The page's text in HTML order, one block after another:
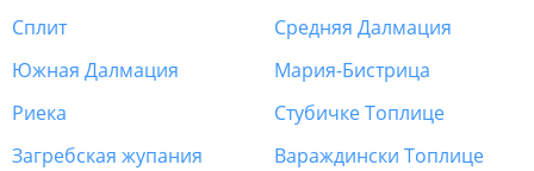
Сплит
Средняя Далмация
Южная Далмация
Мария-Бистрица
Риека
Стубичке Топлице
Загребская жупания
Вараждински Топлице